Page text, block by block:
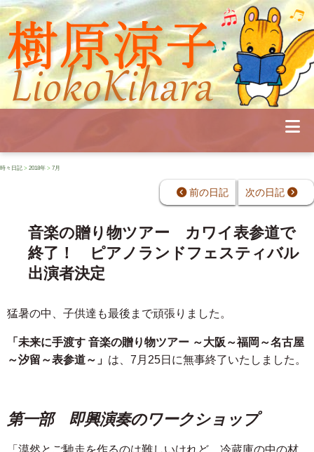
Profile
Concert
Seminar
Diary
Contact
School
時々日記 > 2018年 > 7月
前の日記 次の日記
音楽の贈り物ツアー カワイ表参道で
終了！ ピアノランドフェスティバル
出演者決定
猛暑の中、子供達も最後まで頑張りました。
「未来に手渡す 音楽の贈り物ツアー ～大阪～福岡～名古屋
～汐留～表参道～」 は、7月25日に無事終了いたしました。
第一部 即興演奏のワークショップ